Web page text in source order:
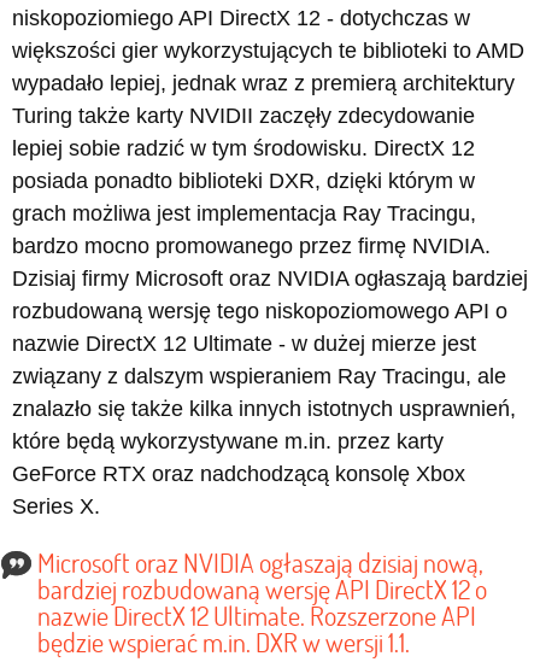
niskopoziomiego API DirectX 12 - dotychczas w
większości gier wykorzystujących te biblioteki to AMD
wypadało lepiej, jednak wraz z premierą architektury
Turing także karty NVIDII zaczęły zdecydowanie
lepiej sobie radzić w tym środowisku. DirectX 12
posiada ponadto biblioteki DXR, dzięki którym w
grach możliwa jest implementacja Ray Tracingu,
bardzo mocno promowanego przez firmę NVIDIA.
Dzisiaj firmy Microsoft oraz NVIDIA ogłaszają bardziej
rozbudowaną wersję tego niskopoziomowego API o
nazwie DirectX 12 Ultimate - w dużej mierze jest
związany z dalszym wspieraniem Ray Tracingu, ale
znalazło się także kilka innych istotnych usprawnień,
które będą wykorzystywane m.in. przez karty
GeForce RTX oraz nadchodzącą konsolę Xbox
Series X.
Microsoft oraz NVIDIA ogłaszają dzisiaj nową,
bardziej rozbudowaną wersję API DirectX 12 o
nazwie DirectX 12 Ultimate. Rozszerzone API
będzie wspierać m.in. DXR w wersji 1.1.